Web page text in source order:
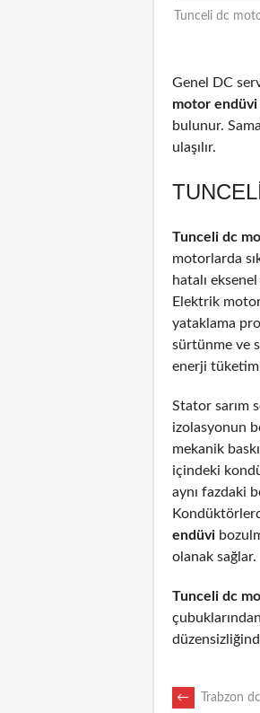
Tunceli dc
Genel DC
motor endüvi
bulunur.
ulaşılır.
Tunceli dc
motorlarda
hatalı
Elektrik
yataklama
sürtünme ve
enerji
Stator sarım
izolasyonun
mekanik
içindeki
aynı fazdaki
endüvi
olanak sağlar.
Tunceli dc
← Trabzon